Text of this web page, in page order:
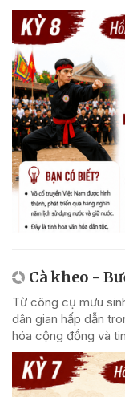
Cà kheo -
Từ công cụ mưu
dân gian hấp dẫn
hóa cộng đồng và